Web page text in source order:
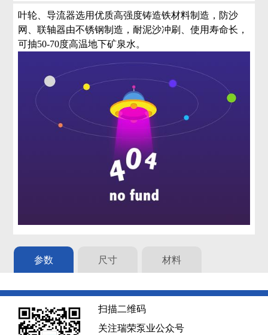
叶轮、导流器选用优质高强度铸造铁材料制造，防沙
网、联轴器由不锈钢制造，耐泥沙冲刷、使用寿命长，
可抽50-70度高温地下矿泉水。
参数 尺寸 材料
扫描二维码
关注瑞荣泵业公众号